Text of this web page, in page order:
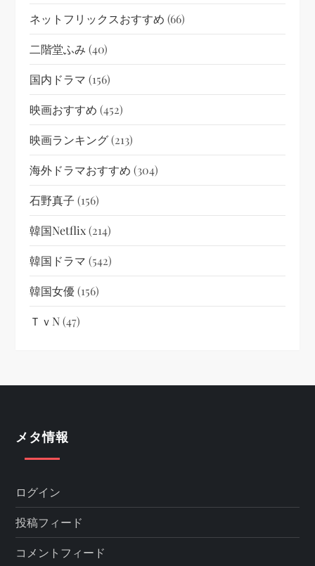
ネットフリックスおすすめ (66)
二階堂ふみ (40)
国内ドラマ (156)
映画おすすめ (452)
映画ランキング(213)
海外ドラマおすすめ (304)
石野真子 (156)
韓国netflix(214)
韓国ドラマ (542)
韓国女優(156)
ＴｖN(47)
メタ情報
ログイン
投稿フィード
コメントフィード